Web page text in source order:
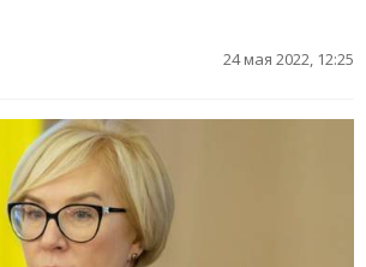
24 мая 2022, 12:25